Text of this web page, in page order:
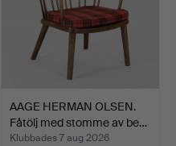
AAGE HERMAN OLSEN.
Fåtölj med stomme av be…
Klubbades 7 aug 2026